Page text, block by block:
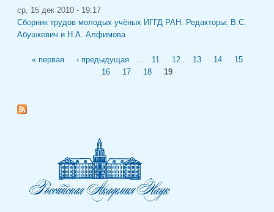
ср, 15 дек 2010 - 19:17
Сборник трудов молодых учёных ИГГД РАН. Редакторы: В.С.
Абушкевич и Н.А. Алфимова
« первая ‹ предыдущая 11 12 13 14
15
16
17 18 19